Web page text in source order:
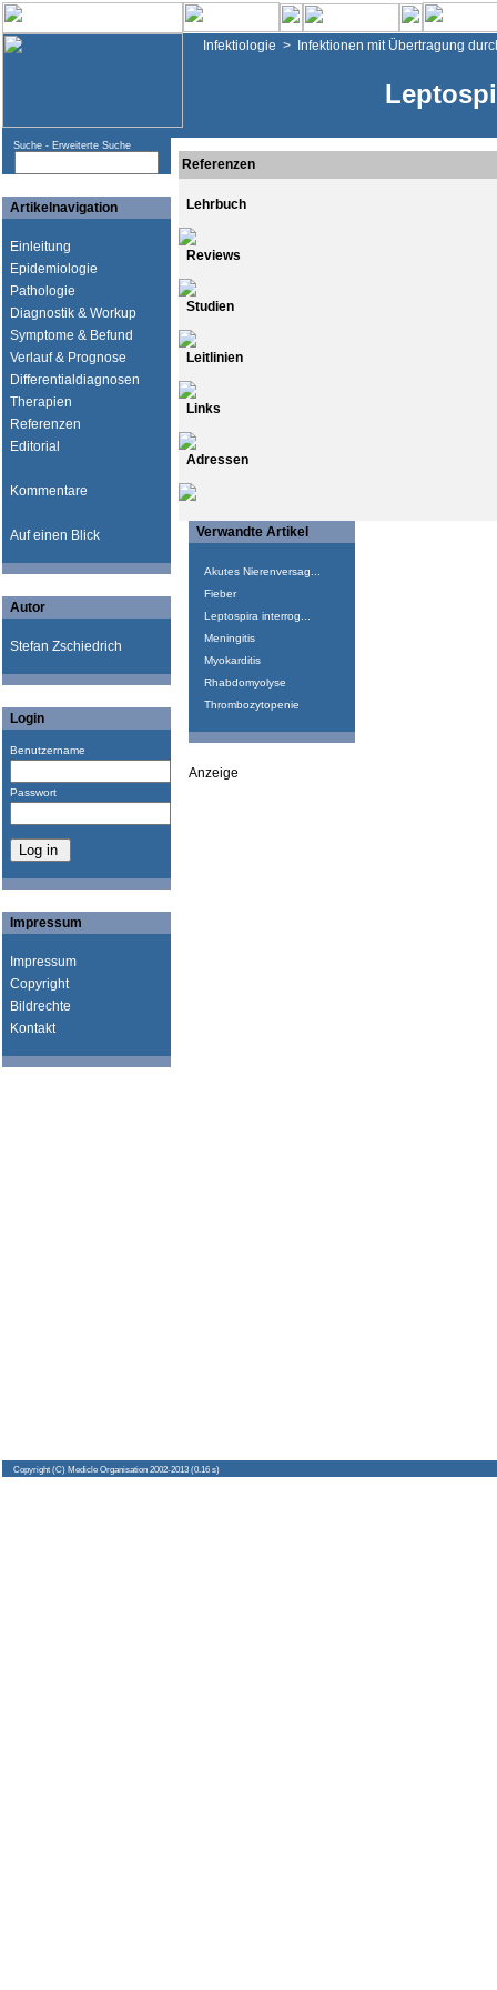
Infektiologie > Infektionen mit Übertragung
Suche - Erweiterte Suche
Artikelnavigation
Einleitung
Epidemiologie
Pathologie
Diagnostik & Workup
Symptome & Befund
Verlauf & Prognose
Differentialdiagnosen
Therapien
Referenzen
Editorial
Kommentare
Auf einen Blick
Autor
Stefan Zschiedrich
Login
Benutzername
Passwort
Impressum
Impressum
Copyright
Bildrechte
Kontakt
Referenzen
Lehrbuch
Reviews
Studien
Leitlinien
Links
Adressen
Verwandte Artikel
Akutes Nierenversag...
Fieber
Leptospira interrog...
Meningitis
Myokarditis
Rhabdomyolyse
Thrombozytopenie
Anzeige
Copyright (C) Medicle Organisation 2002-2013 (0.16 s)